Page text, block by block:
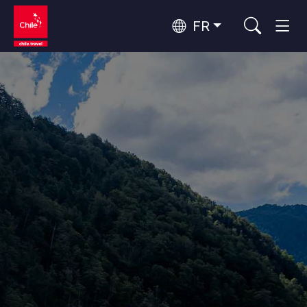
FR
Par zones
Désert d'Atacama et Altiplano
Désert et Altiplano, Vallées et Villages, Montagne et Neige
Santiago, Valparaíso et Vallées Viticoles
Villes, Montagne et Neige, Plage
Rapa Nui et Archipel Juan Fernández
Forêts, Lacs et Volcans
Aventure et sport
Nature et parcs nationaux
Culture et patrimoine
Top 10 des activités populaires
Top 10 des destinations
populaires
Top 10 des attractions